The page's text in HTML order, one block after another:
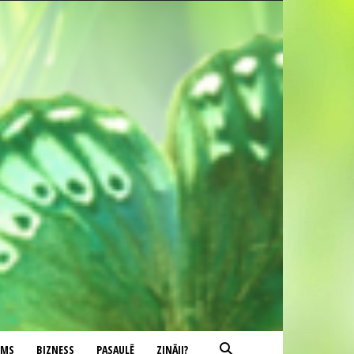
BIZNESS PASAULĒ ZINĀJI?